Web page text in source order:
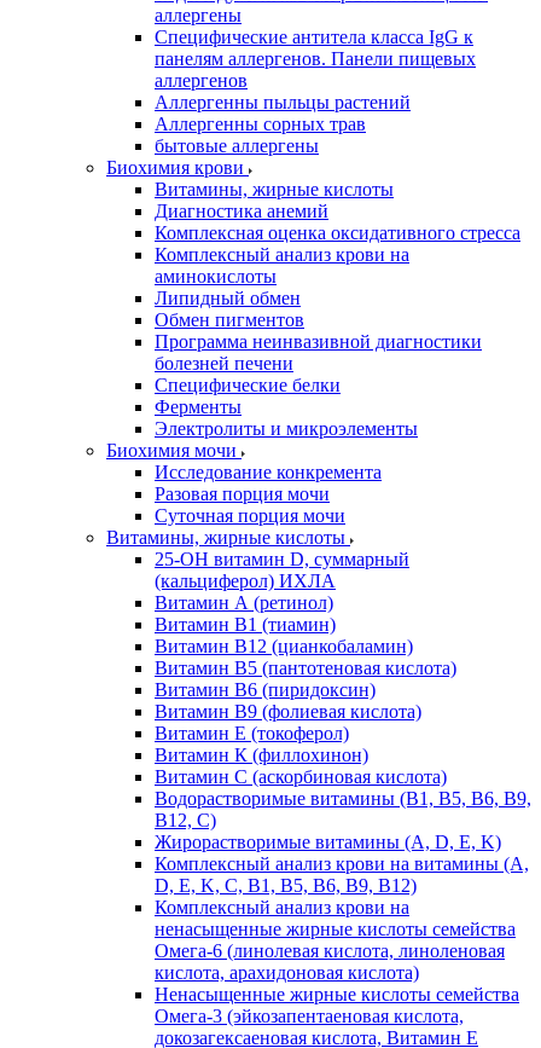
аллергены
Специфические антитела класса IgG к
панелям аллергенов. Панели пищевых
аллергенов
Аллергенны пыльцы растений
Аллергенны сорных трав
бытовые аллергены
Биохимия крови
Витамины, жирные кислоты
Диагностика анемий
Комплексная оценка оксидативного стресса
Комплексный анализ крови на
аминокислоты
Липидный обмен
Обмен пигментов
Программа неинвазивной диагностики
болезней печени
Специфические белки
Ферменты
Электролиты и микроэлементы
Биохимия мочи
Исследование конкремента
Разовая порция мочи
Суточная порция мочи
Витамины, жирные кислоты
25-OH витамин D, суммарный
(кальциферол) ИХЛА
Витамин А (ретинол)
Витамин В1 (тиамин)
Витамин В12 (цианкобаламин)
Витамин В5 (пантотеновая кислота)
Витамин В6 (пиридоксин)
Витамин В9 (фолиевая кислота)
Витамин Е (токоферол)
Витамин К (филлохинон)
Витамин С (аскорбиновая кислота)
Водорастворимые витамины (B1, B5, B6, В9,
В12, С)
Жирорастворимые витамины (A, D, E, K)
Комплексный анализ крови на витамины (A,
D, E, K, C, B1, B5, B6, В9, B12)
Комплексный анализ крови на
ненасыщенные жирные кислоты семейства
Омега-6 (линолевая кислота, линоленовая
кислота, арахидоновая кислота)
Ненасыщенные жирные кислоты семейства
Омега-3 (эйкозапентаеновая кислота,
докозагексаеновая кислота, Витамин E